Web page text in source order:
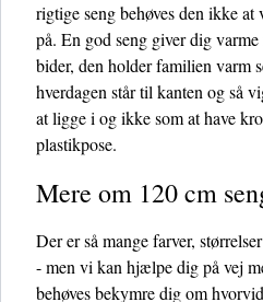
rigtige seng behøves den ikke
på. En god seng giver dig
bider, den holder familien varm
hverdagen står til kanten og så
at ligge i og ikke som at have
plastikpose.
Mere om 120 cm
Der er så mange farver,
- men vi kan hjælpe dig på vej
behøves bekymre dig om